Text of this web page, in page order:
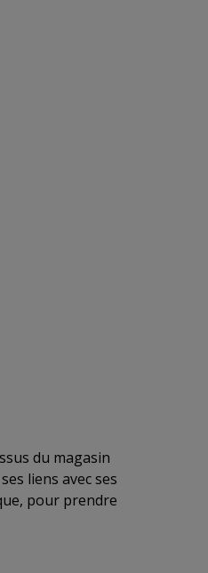
du magasin
liens avec ses
pour prendre